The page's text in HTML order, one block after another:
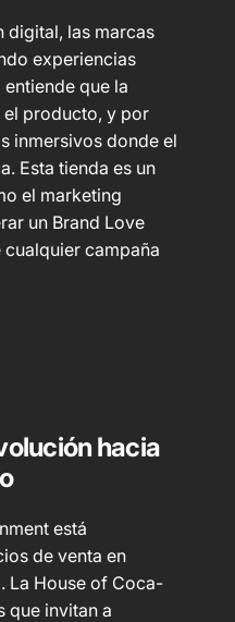
digital, las marcas
experiencias
que la
el producto, y por
inmersivos donde el
Esta tienda es un
el marketing
un Brand Love
campaña
hacia
está
de venta en
La House of Coca-
que invitan a